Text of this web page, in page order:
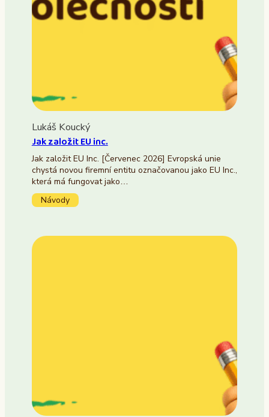
Lukáš Koucký
Jak založit EU inc.
Jak založit EU Inc. [Červenec 2026] Evropská unie
chystá novou firemní entitu označovanou jako EU Inc.,
která má fungovat jako…
Návody